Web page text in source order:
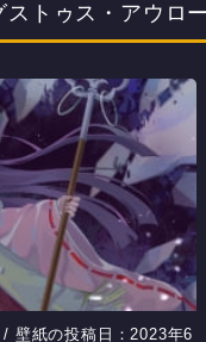
ストゥス・アウロ
壁紙の投稿日：2023年6